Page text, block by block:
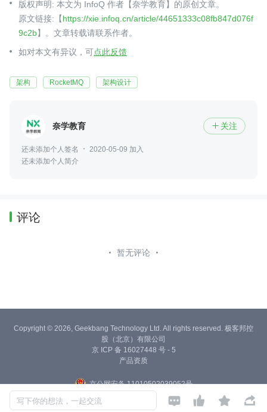
版权声明: 本文为 InfoQ 作者【奈学教育】的原创文章。
原文链接:【https://xie.infoq.cn/article/44651333c08fb847d076f
9c2b】。文章转载请联系作者。
如对本文有异议，可点此反馈
架构 RocketMQ 架构设计
奈学教育  关注
还未添加个人签名
2020-05-09 加入
还未添加个人简介
评论
暂无评论
写下你的想法，一起交流    
Copyright © 2026, Geekbang Technology Ltd. All rights reserved. 极客邦控
股（北京）有限公司
京 ICP 备 16027448 号 - 5
产品资质
京公网安备 11010502039052号